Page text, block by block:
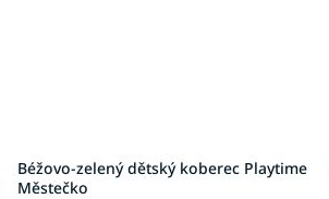
Béžovo-zelený dětský koberec Playtime
Městečko